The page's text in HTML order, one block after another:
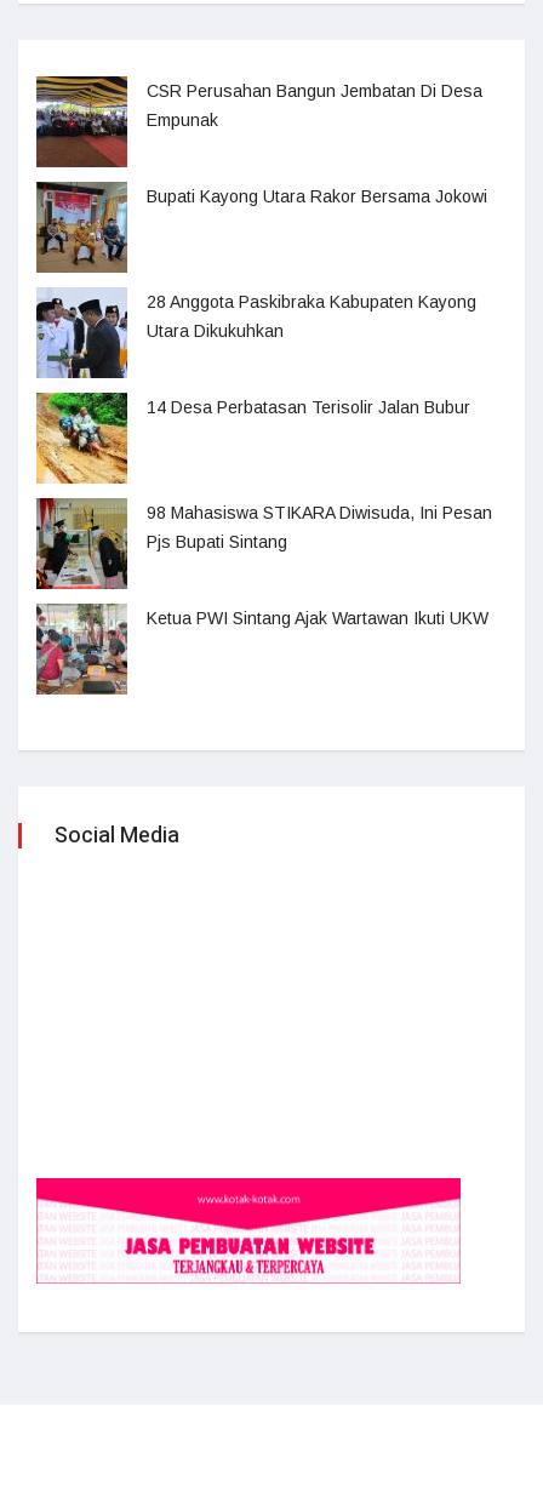
CSR Perusahan Bangun Jembatan Di Desa
Empunak
Bupati Kayong Utara Rakor Bersama Jokowi
28 Anggota Paskibraka Kabupaten Kayong
Utara Dikukuhkan
14 Desa Perbatasan Terisolir Jalan Bubur
98 Mahasiswa STIKARA Diwisuda, Ini Pesan
Pjs Bupati Sintang
Ketua PWI Sintang Ajak Wartawan Ikuti UKW
Social Media